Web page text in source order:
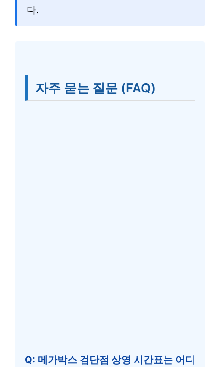
다.
자주 묻는 질문 (FAQ)
Q: 메가박스 검단점 상영 시간표는 어디